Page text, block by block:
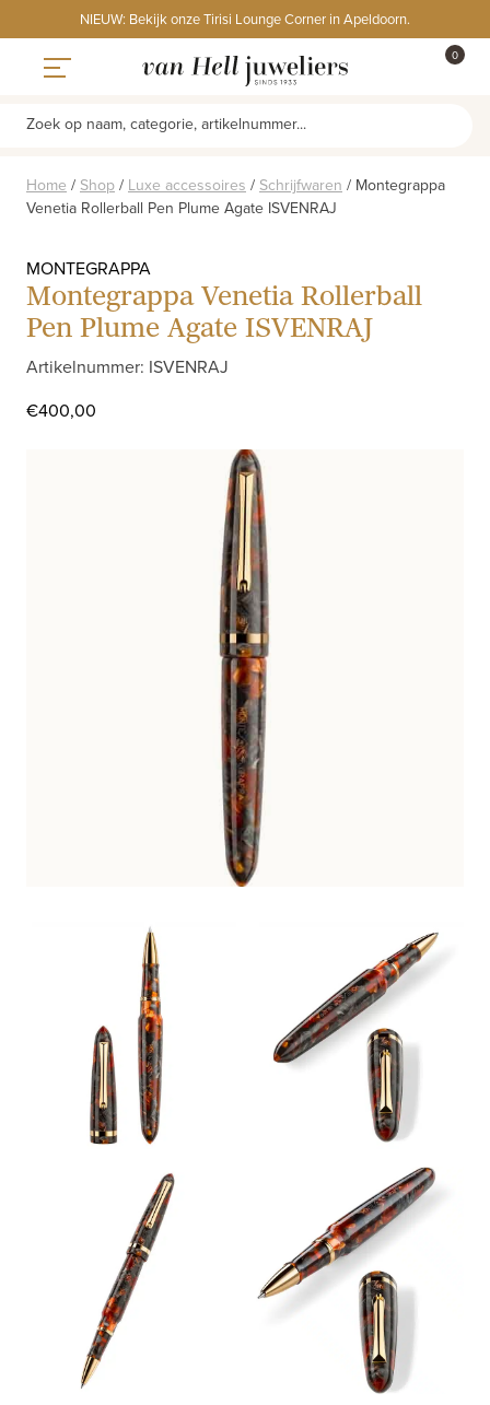
to
content
NIEUW: Bekijk onze Tirisi Lounge Corner in Apeldoorn.
0
Zoek op naam, categorie, artikelnummer...
Home / Shop / Luxe accessoires / Schrijfwaren / Montegrappa
Venetia Rollerball Pen Plume Agate ISVENRAJ
MONTEGRAPPA
Montegrappa Venetia Rollerball
Pen Plume Agate ISVENRAJ
Artikelnummer: ISVENRAJ
€400,00